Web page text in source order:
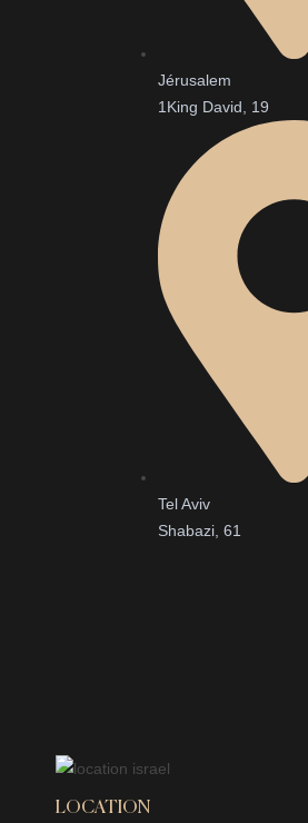
Jérusalem
1King David, 19
Tel Aviv
Shabazi, 61
LOCATION